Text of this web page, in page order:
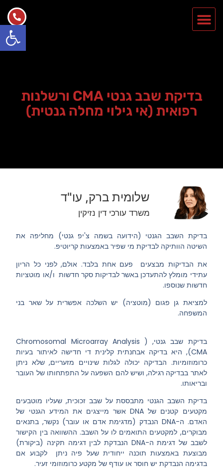
פתח
בדיקת שבב גנטי CMA ורשלנות
רפואית (אי גילוי מחלה גנטית)
שלומית ברק, עו"ד
משרד עורכי דין נזיקין
בדיקת השבב הגנטי (הידועה בשמה צ'יפ גנטי) מחליפה את
השיטה הוותיקה לבדיקת מי שפיר באמצעות קריוטיפ.
את הבדיקות מבצעים פעם אחת בלבד. אולם, לפני כל הריון
עתידי מומלץ להתעדכן באשר לבדיקות סקר חדשות ו/או מוטציות
חדשות שנוספו.
למציאת גן פגום (מוטציה) יש השלכה אפשרית על שאר בני
המשפחה.
בדיקת שבב גנטי, (Chromosomal Microarray Analysis
(CMA, היא בדיקה אבחנתית קלינית די חדישה לאיתור בעיות
כרומוזומיות. הבדיקה יכולה לגלות שינויים מזעריים, שלא ניתן
לאתר בבדיקה רגילה, ושיש להם השפעה על התפתחותו של העובר
ובריאותו.
בדיקת השבב הגנטי מתבססת על שבב זכוכית, שעליו מוטבעים
מקטעים קטנים של DNA אשר מייצגים את המידע הגנטי של
האדם. ה-DNA הנבדק (מדגימת אדם או עובר) נקשר, בתנאים
מבוקרים, למקטעים התואמים לו על השבב. ההשוואה בין הקישור
לשבב של דגימת ה-DNA הנבדקת לבין דגימה תקינה (ביקורת)
מבוצעת באמצעות תוכנה ייחודית שעל פיה ניתן לקבוע אם
בדגימה הנבדקת יש חוסר או עודף של מקטע כרומוזומי זעיר.